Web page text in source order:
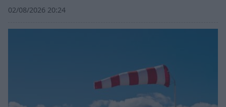
02/08/2026 20:24